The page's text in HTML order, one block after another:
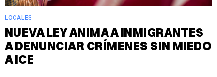
LOCALES
NUEVA LEY ANIMA A INMIGRANTES
A DENUNCIAR CRÍMENES SIN MIEDO
A ICE